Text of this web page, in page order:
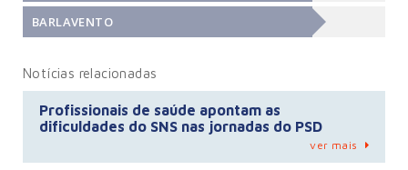
BARLAVENTO
Notícias relacionadas
Profissionais de saúde apontam as
dificuldades do SNS nas jornadas do PSD
ver mais